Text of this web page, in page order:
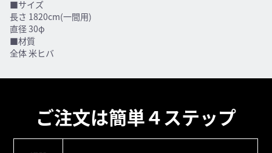
■サイズ
長さ 1820cm(一間用)
直径 30φ
■材質
全体 米ヒバ
ご注文は簡単４ステップ